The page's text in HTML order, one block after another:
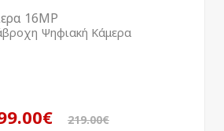
16MP
Ψηφιακή Κάμερα
219.00€